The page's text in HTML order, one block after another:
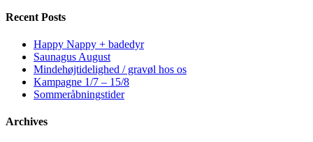
Recent Posts
Happy Nappy + badedyr
Saunagus August
Mindehøjtidelighed / gravøl hos os
Kampagne 1/7 – 15/8
Sommeråbningstider
Archives